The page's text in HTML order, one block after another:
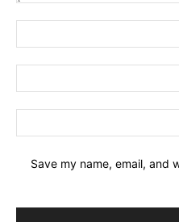
Save my name, email, and